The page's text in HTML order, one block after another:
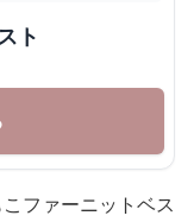
ト
ファーニットベス